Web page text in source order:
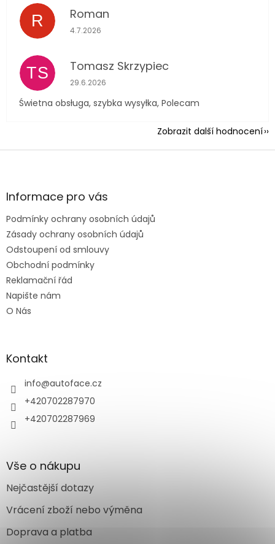
R Roman
Hodnocení obchodu je 5 z 5 hvězdiček.
4.7.2026
TS Tomasz Skrzypiec
Hodnocení obchodu je 5 z 5 hvězdiček.
29.6.2026
Świetna obsługa, szybka wysyłka, Polecam
Zobrazit další hodnocení
Z
aInformace pro vás
Podmínky ochrany osobních údajů
Zásady ochrany osobních údajů
Odstoupení od smlouvy
Obchodní podmínky
Reklamační řád
Napište nám
O Nás
Kontakt
info@autoface.cz
+420702287970
+420702287969
Vše o nákupu
Nejčastější dotazy
Vrácení zboží nebo výměna
Doprava a platba